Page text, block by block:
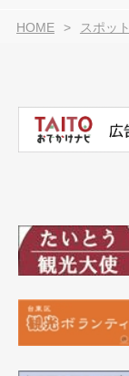
HOME スポット